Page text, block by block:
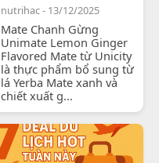
nutrihac - 13/12/2025
Mate Chanh Gừng
Unimate Lemon Ginger
Flavored Mate từ Unicity
là thực phẩm bổ sung từ
lá Yerba Mate xanh và
chiết xuất g...